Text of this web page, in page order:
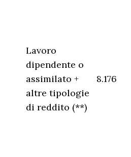
Lavoro
dipendente o
assimilato +
altre tipologie
di reddito (**)
8.176